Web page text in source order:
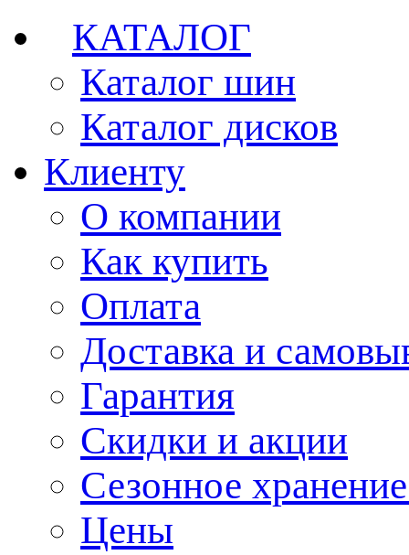
КАТАЛОГ
Каталог шин
Каталог дисков
Клиенту
О компании
Как купить
Оплата
Доставка и
Гарантия
Скидки и акции
Сезонное
Цены